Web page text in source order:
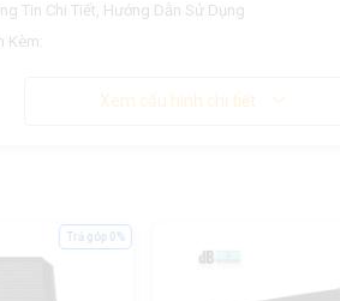
Tin Chi Tiết, Hướng Dẫn Sử Dụng
Kèm:
Xem cấu hình chi tiết
Trả góp 0%